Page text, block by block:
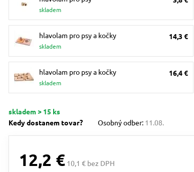
skladem
hlavolam pro psy a kočky
skladem
14,3 €
hlavolam pro psy a kočky
skladem
16,4 €
skladem > 15 ks
Kedy dostanem tovar?
Osobný odber: 11.08.
12,2 € 10,1 € bez DPH